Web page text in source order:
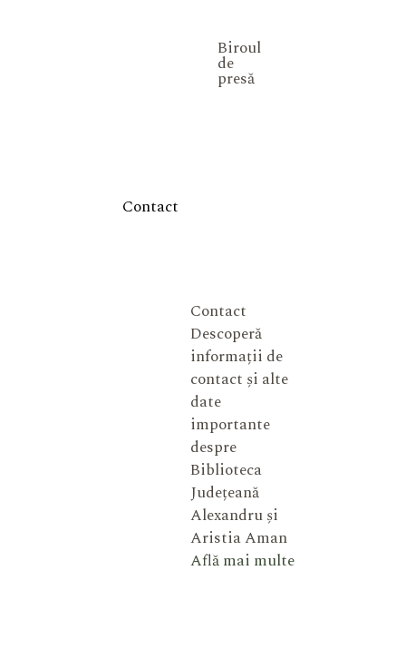
Biroul
de
presă
Contact
Contact
Descoperă
informații de
contact și alte
date
importante
despre
Biblioteca
Județeană
Alexandru și
Aristia Aman
Află mai multe